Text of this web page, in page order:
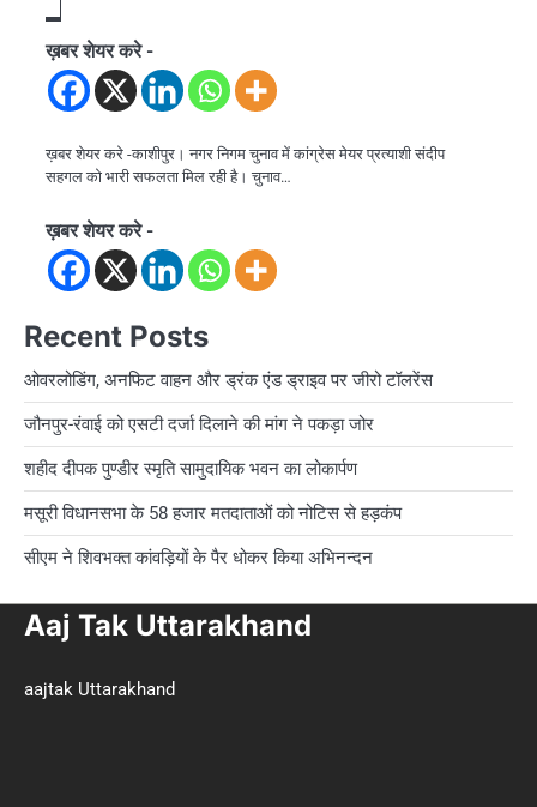
ख़बर शेयर करे -
ख़बर शेयर करे -काशीपुर। नगर निगम चुनाव में कांग्रेस मेयर प्रत्याशी संदीप
सहगल को भारी सफलता मिल रही है। चुनाव…
ख़बर शेयर करे -
Recent Posts
ओवरलोडिंग, अनफिट वाहन और ड्रंक एंड ड्राइव पर जीरो टॉलरेंस
जौनपुर-रंवाई को एसटी दर्जा दिलाने की मांग ने पकड़ा जोर
शहीद दीपक पुण्डीर स्मृति सामुदायिक भवन का लोकार्पण
मसूरी विधानसभा के 58 हजार मतदाताओं को नोटिस से हड़कंप
सीएम ने शिवभक्त कांवड़ियों के पैर धोकर किया अभिनन्दन
Aaj Tak Uttarakhand
aajtak Uttarakhand